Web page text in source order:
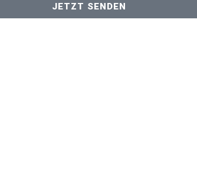
JETZT SENDEN